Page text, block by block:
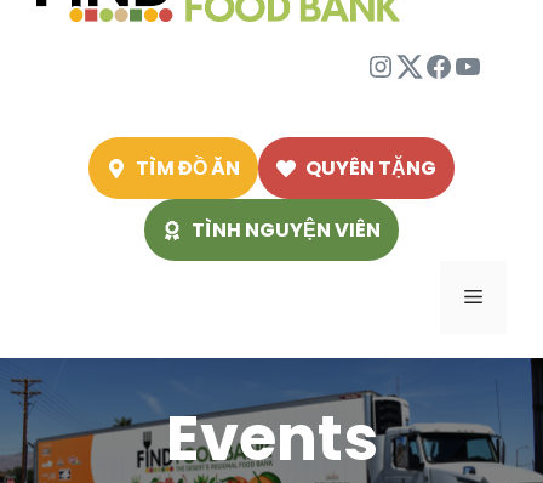
Instagram
Twitter
TÌM ĐỒ ĂN QUYÊN TẶNG
TÌNH NGUYỆN VIÊN
Menu
Events